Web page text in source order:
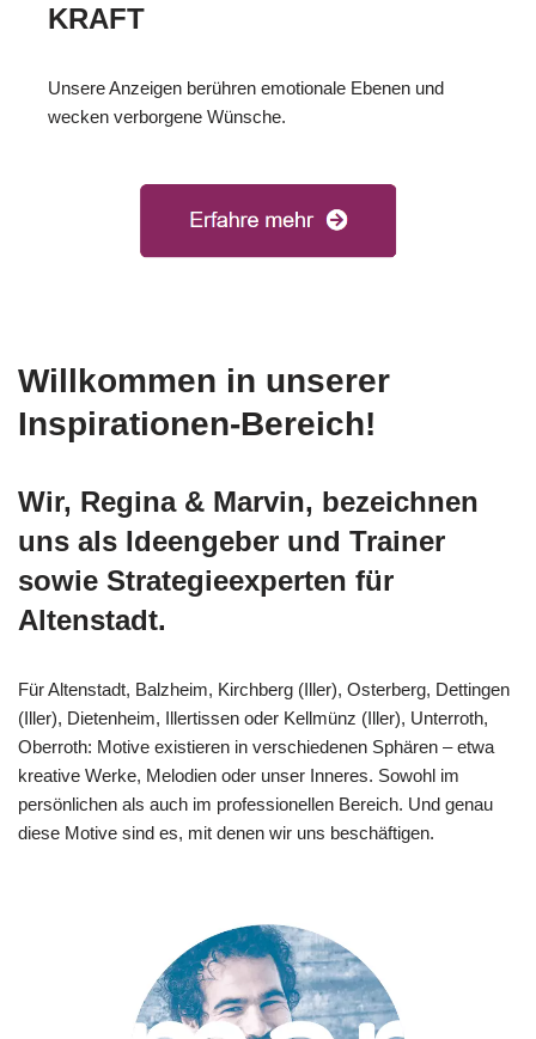
KRAFT
Unsere Anzeigen berühren emotionale Ebenen und
wecken verborgene Wünsche.
Willkommen in unserer
Inspirationen-Bereich!
Wir, Regina & Marvin, bezeichnen
uns als Ideengeber und Trainer
sowie Strategieexperten für
Altenstadt.
Für Altenstadt, Balzheim, Kirchberg (Iller), Osterberg, Dettingen
(Iller), Dietenheim, Illertissen oder Kellmünz (Iller), Unterroth,
Oberroth: Motive existieren in verschiedenen Sphären – etwa
kreative Werke, Melodien oder unser Inneres. Sowohl im
persönlichen als auch im professionellen Bereich. Und genau
diese Motive sind es, mit denen wir uns beschäftigen.